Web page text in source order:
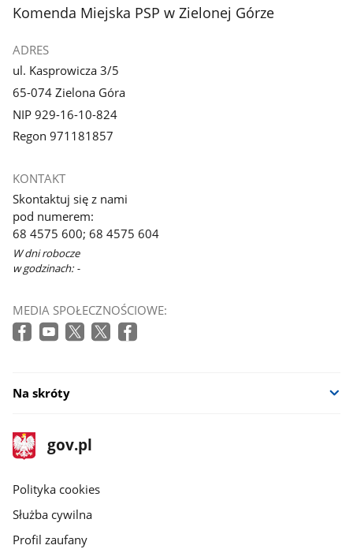
galerii.
galerii.
stopka
Komenda Miejska PSP w Zielonej Górze
ADRES
ul. Kasprowicza 3/5
65-074 Zielona Góra
NIP 929-16-10-824
Regon 971181857
KONTAKT
Skontaktuj się z nami
pod numerem:
68 4575 600; 68 4575 604
W dni robocze
w godzinach: -
MEDIA SPOŁECZNOŚCIOWE:
Na skróty
stopka
gov.pl
Strona
gov.pl
gov.pl
Polityka cookies
Służba cywilna
Profil zaufany